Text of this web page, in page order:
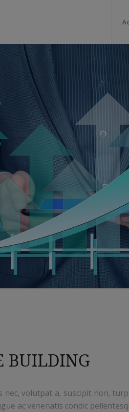
BUILDING
nec, volutpat a, suscipit non,
ac venenatis condic